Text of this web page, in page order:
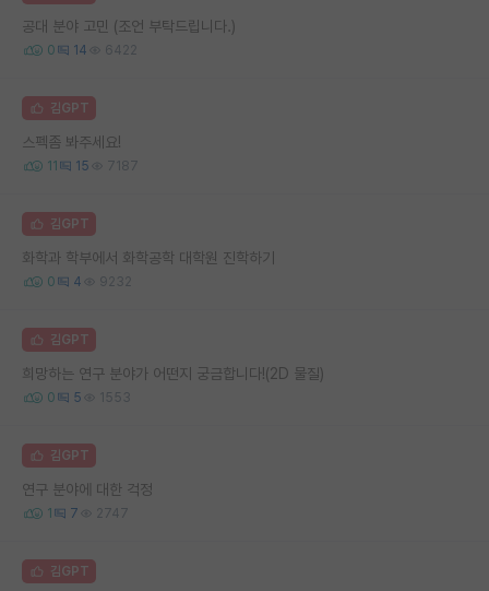
공대 분야 고민 (조언 부탁드립니다.)
0 14 6422
김GPT
스펙좀 봐주세요!
11 15 7187
김GPT
화학과 학부에서 화학공학 대학원 진학하기
0 4 9232
김GPT
희망하는 연구 분야가 어떤지 궁금합니다!(2D 물질)
0 5 1553
김GPT
연구 분야에 대한 걱정
1 7 2747
김GPT